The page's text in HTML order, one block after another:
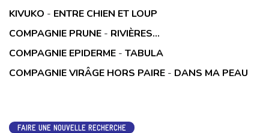
KIVUKO - ENTRE CHIEN ET LOUP
COMPAGNIE PRUNE - RIVIÈRES...
COMPAGNIE EPIDERME - TABULA
COMPAGNIE VIRÂGE HORS PAIRE - DANS MA PEAU
FAIRE UNE NOUVELLE RECHERCHE